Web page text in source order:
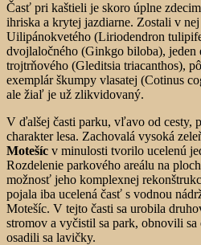
Časť pri kaštieli je skoro úplne
ihriska a krytej jazdiarne. Zostali v
Uilipánokvetého (Liriodendron
dvojlaločného (Ginkgo biloba), jeden
trojtrňového (Gleditsia triacanthos),
exemplár škumpy vlasatej (Cotinus
ale žiaľ je už zlikvidovaný.
V ďalšej časti parku, vľavo od cesty,
charakter lesa. Zachovalá vysoká
Motešíc v minulosti tvorilo ucelenú
Rozdelenie parkového areálu na
možnosť jeho komplexnej
pojala iba ucelená časť s vodnou
Motešíc. V tejto časti sa urobila
stromov a vyčistil sa park, obnovili
osadili sa lavičky.